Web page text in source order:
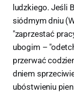
ludzkiego. Jeśli
siódmym dniu
"zaprzestać
ubogim –
przerwać
dniem
ubóstwieniu